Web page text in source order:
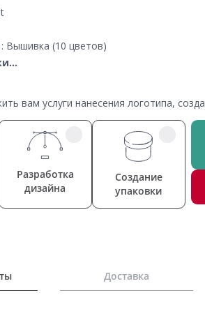
Вышивка (10 цветов)
вам услуги нанесения логотипа,
Разработка
дизайна
Создание
упаковки
Доставка